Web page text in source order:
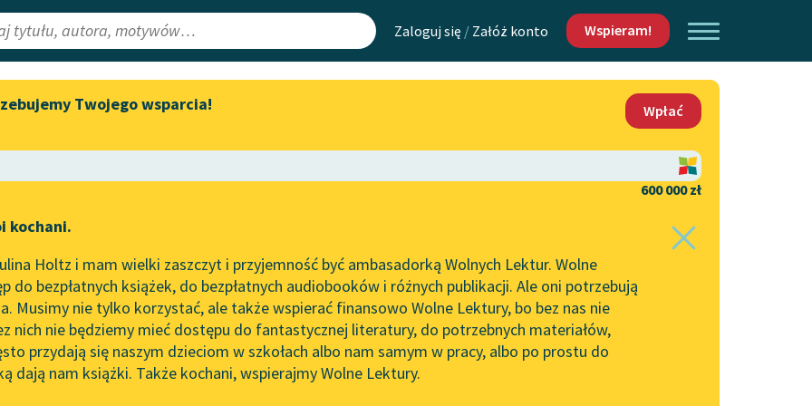
Zaloguj się / Załóż konto Wspieram!
Lektury
redakcyjne
Aktualności
„Prokurator Alicja Horn” do
literatury skandynawskiej
Spotkanie z Katarzyną Tunkiel
w Oslo
102. lata temu zmarł Joseph
Conrad
Mapa Wolnych Lektur
Leśmianator
API
OAI-PMH
Widget Wolnych Lektur
Kontakt
O projekcie
Zasady wykorzystania
Wolnych Lektur
Logotypy
Materiały promocyjne
Twojego wsparcia!
Wpłać
600 000 zł
kochani.
Holtz i mam wielki zaszczyt i przyjemność być ambasadorką Wolnych Lektur. Wolne
do bezpłatnych książek, do bezpłatnych audiobooków i różnych publikacji. Ale oni potrzebują
Musimy nie tylko korzystać, ale także wspierać finansowo Wolne Lektury, bo bez nas nie
nich nie będziemy mieć dostępu do fantastycznej literatury, do potrzebnych materiałów,
przydają się naszym dzieciom w szkołach albo nam samym w pracy, albo po prostu do
dają nam książki. Także kochani, wspierajmy Wolne Lektury.
Friedrich Nietzsche✖